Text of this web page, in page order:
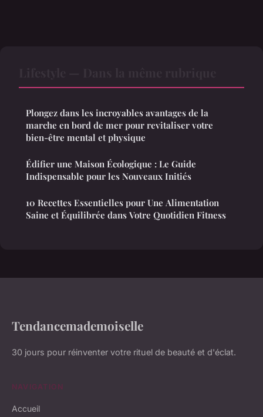
Plongez dans les incroyables avantages de la
marche en bord de mer pour revitaliser votre
bien-être mental et physique
Édifier une Maison Écologique : Le Guide
Indispensable pour les Nouveaux Initiés
10 Recettes Essentielles pour Une Alimentation
Saine et Équilibrée dans Votre Quotidien Fitness
Tendancemademoiselle
30 jours pour réinventer votre rituel de beauté et d'éclat.
NAVIGATION
Accueil